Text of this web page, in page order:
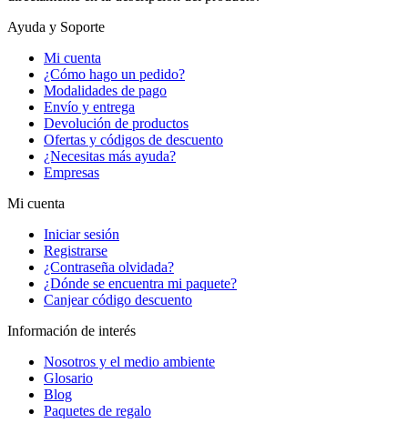
Ayuda y Soporte
Mi cuenta
¿Cómo hago un pedido?
Modalidades de pago
Envío y entrega
Devolución de productos
Ofertas y códigos de descuento
¿Necesitas más ayuda?
Empresas
Mi cuenta
Iniciar sesión
Registrarse
¿Contraseña olvidada?
¿Dónde se encuentra mi paquete?
Canjear código descuento
Información de interés
Nosotros y el medio ambiente
Glosario
Blog
Paquetes de regalo